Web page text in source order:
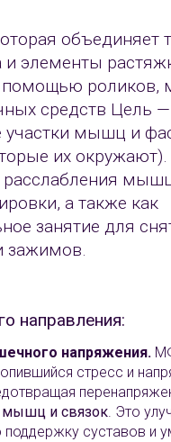
объединяет
элементы
помощью роликов,
средств Цель
участки мышц и
их
расслабления
а также как
занятие для
зажимов.
направления:
напряжения.
стресс и
мышц и связок. Это
поддержку суставов и